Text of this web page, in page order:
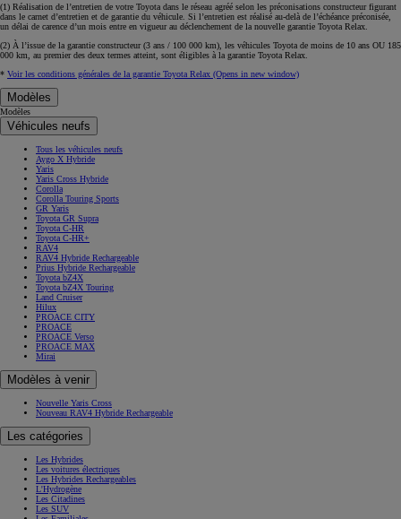
(1) Réalisation de l’entretien de votre Toyota dans le réseau agréé selon les préconisations constructeur figurant
dans le carnet d’entretien et de garantie du véhicule. Si l’entretien est réalisé au-delà de l’échéance préconisée,
un délai de carence d’un mois entre en vigueur au déclenchement de la nouvelle garantie Toyota Relax.
(2) À l’issue de la garantie constructeur (3 ans / 100 000 km), les véhicules Toyota de moins de 10 ans OU 185
000 km, au premier des deux termes atteint, sont éligibles à la garantie Toyota Relax.
* Voir les conditions générales de la garantie Toyota Relax (Opens in new window)
Modèles
Modèles
Véhicules neufs
Tous les véhicules neufs
Aygo X Hybride
Yaris
Yaris Cross Hybride
Corolla
Corolla Touring Sports
GR Yaris
Toyota GR Supra
Toyota C-HR
Toyota C-HR+
RAV4
RAV4 Hybride Rechargeable
Prius Hybride Rechargeable
Toyota bZ4X
Toyota bZ4X Touring
Land Cruiser
Hilux
PROACE CITY
PROACE
PROACE Verso
PROACE MAX
Mirai
Modèles à venir
Nouvelle Yaris Cross
Nouveau RAV4 Hybride Rechargeable
Les catégories
Les Hybrides
Les voitures électriques
Les Hybrides Rechargeables
L'Hydrogène
Les Citadines
Les SUV